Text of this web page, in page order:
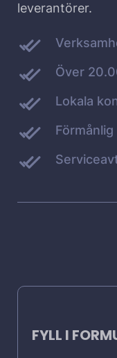
leverantörer.
Över
Lokala
FYLL I